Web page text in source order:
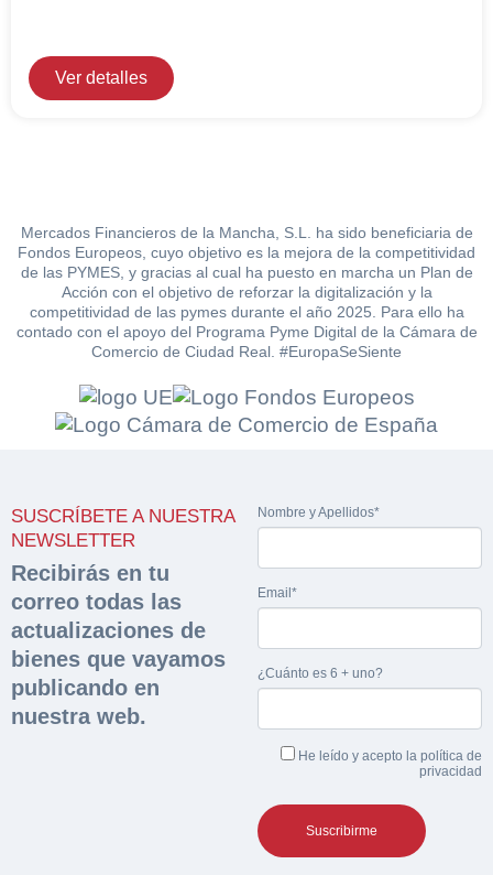
Ver detalles
Mercados Financieros de la Mancha, S.L. ha sido beneficiaria de
Fondos Europeos, cuyo objetivo es la mejora de la competitividad
de las PYMES, y gracias al cual ha puesto en marcha un Plan de
Acción con el objetivo de reforzar la digitalización y la
competitividad de las pymes durante el año 2025. Para ello ha
contado con el apoyo del Programa Pyme Digital de la Cámara de
Comercio de Ciudad Real. #EuropaSeSiente
SUSCRÍBETE A NUESTRA
NEWSLETTER
Recibirás en tu
correo todas las
actualizaciones de
bienes que vayamos
publicando en
nuestra web.
Nombre y Apellidos*
Email*
¿Cuánto es 6 + uno?
He leído y acepto la política de
privacidad